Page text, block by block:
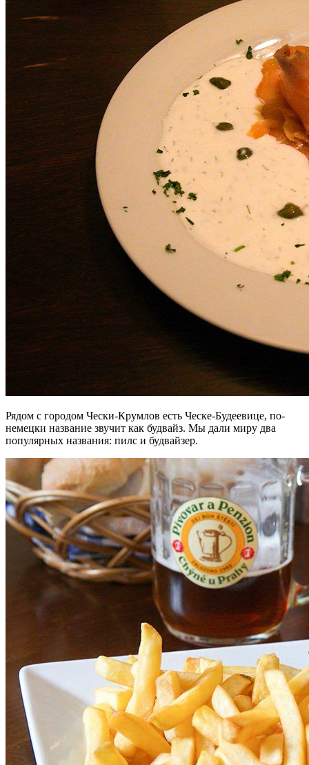
Рядом с городом Чески-Крумлов есть Ческе-Будеевице, по-
немецки название звучит как будвайз. Мы дали миру два
популярных названия: пилс и будвайзер.